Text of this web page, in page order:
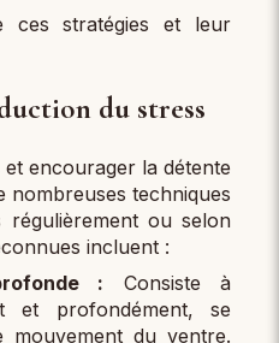
ces stratégies et leur
du stress
encourager la détente
nombreuses techniques
régulièrement ou selon
incluent :
: Consiste à
et profondément, se
du ventre.